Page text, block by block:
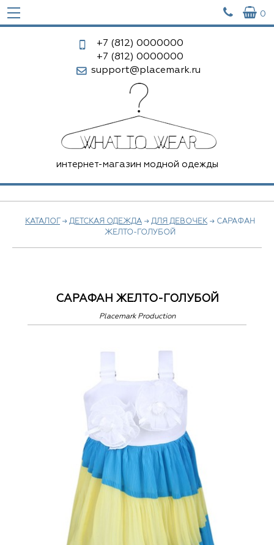
  0
+7 (812) 0000000
+7 (812) 0000000
support@placemark.ru
интернет-магазин модной одежды
КАТАЛОГ → ДЕТСКАЯ ОДЕЖДА → ДЛЯ ДЕВОЧЕК→ САРАФАН
ЖЕЛТО-ГОЛУБОЙ
САРАФАН ЖЕЛТО-ГОЛУБОЙ
Placemark Production